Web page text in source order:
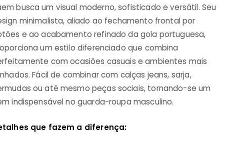
busca um visual moderno, sofisticado e versátil. Seu
minimalista, aliado ao fechamento frontal por
e ao acabamento refinado da gola portuguesa,
um estilo diferenciado que combina
com ocasiões casuais e ambientes mais
Fácil de combinar com calças jeans, sarja,
ou até mesmo peças sociais, tornando-se um
indispensável no guarda-roupa masculino.
que fazem a diferença: